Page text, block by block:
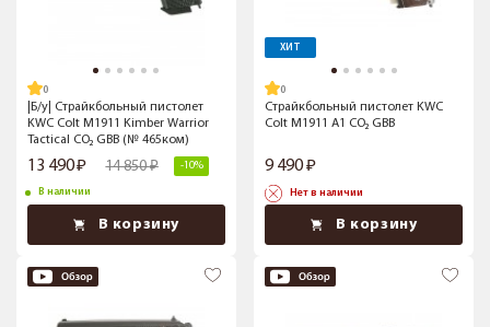
|Б/у| Страйкбольный пистолет
KWC Colt M1911 Kimber Warrior
Tactical CO₂ GBB (№ 465ком)
13 490 14 850 -10%
В наличии
В корзину
ХИТ
Страйкбольный пистолет KWC
Colt M1911 A1 CO₂ GBB
9 490
Нет в наличии
В корзину